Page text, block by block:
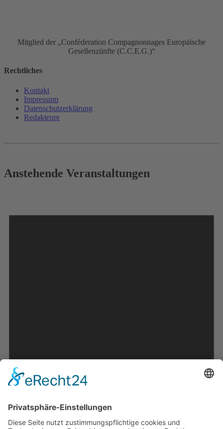
Mitglied der „Conféderation Compagnonnages Europäische
Gesellenzünfte (C.C.E.G.)“
Rechtliches
Kontakt
Impressum
Datenschutz­erklärung
Redakteure
Anstehende Veranstaltungen